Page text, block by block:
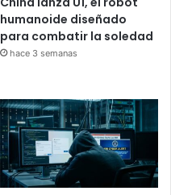
humanoide diseñado
para combatir la soledad
hace 3 semanas